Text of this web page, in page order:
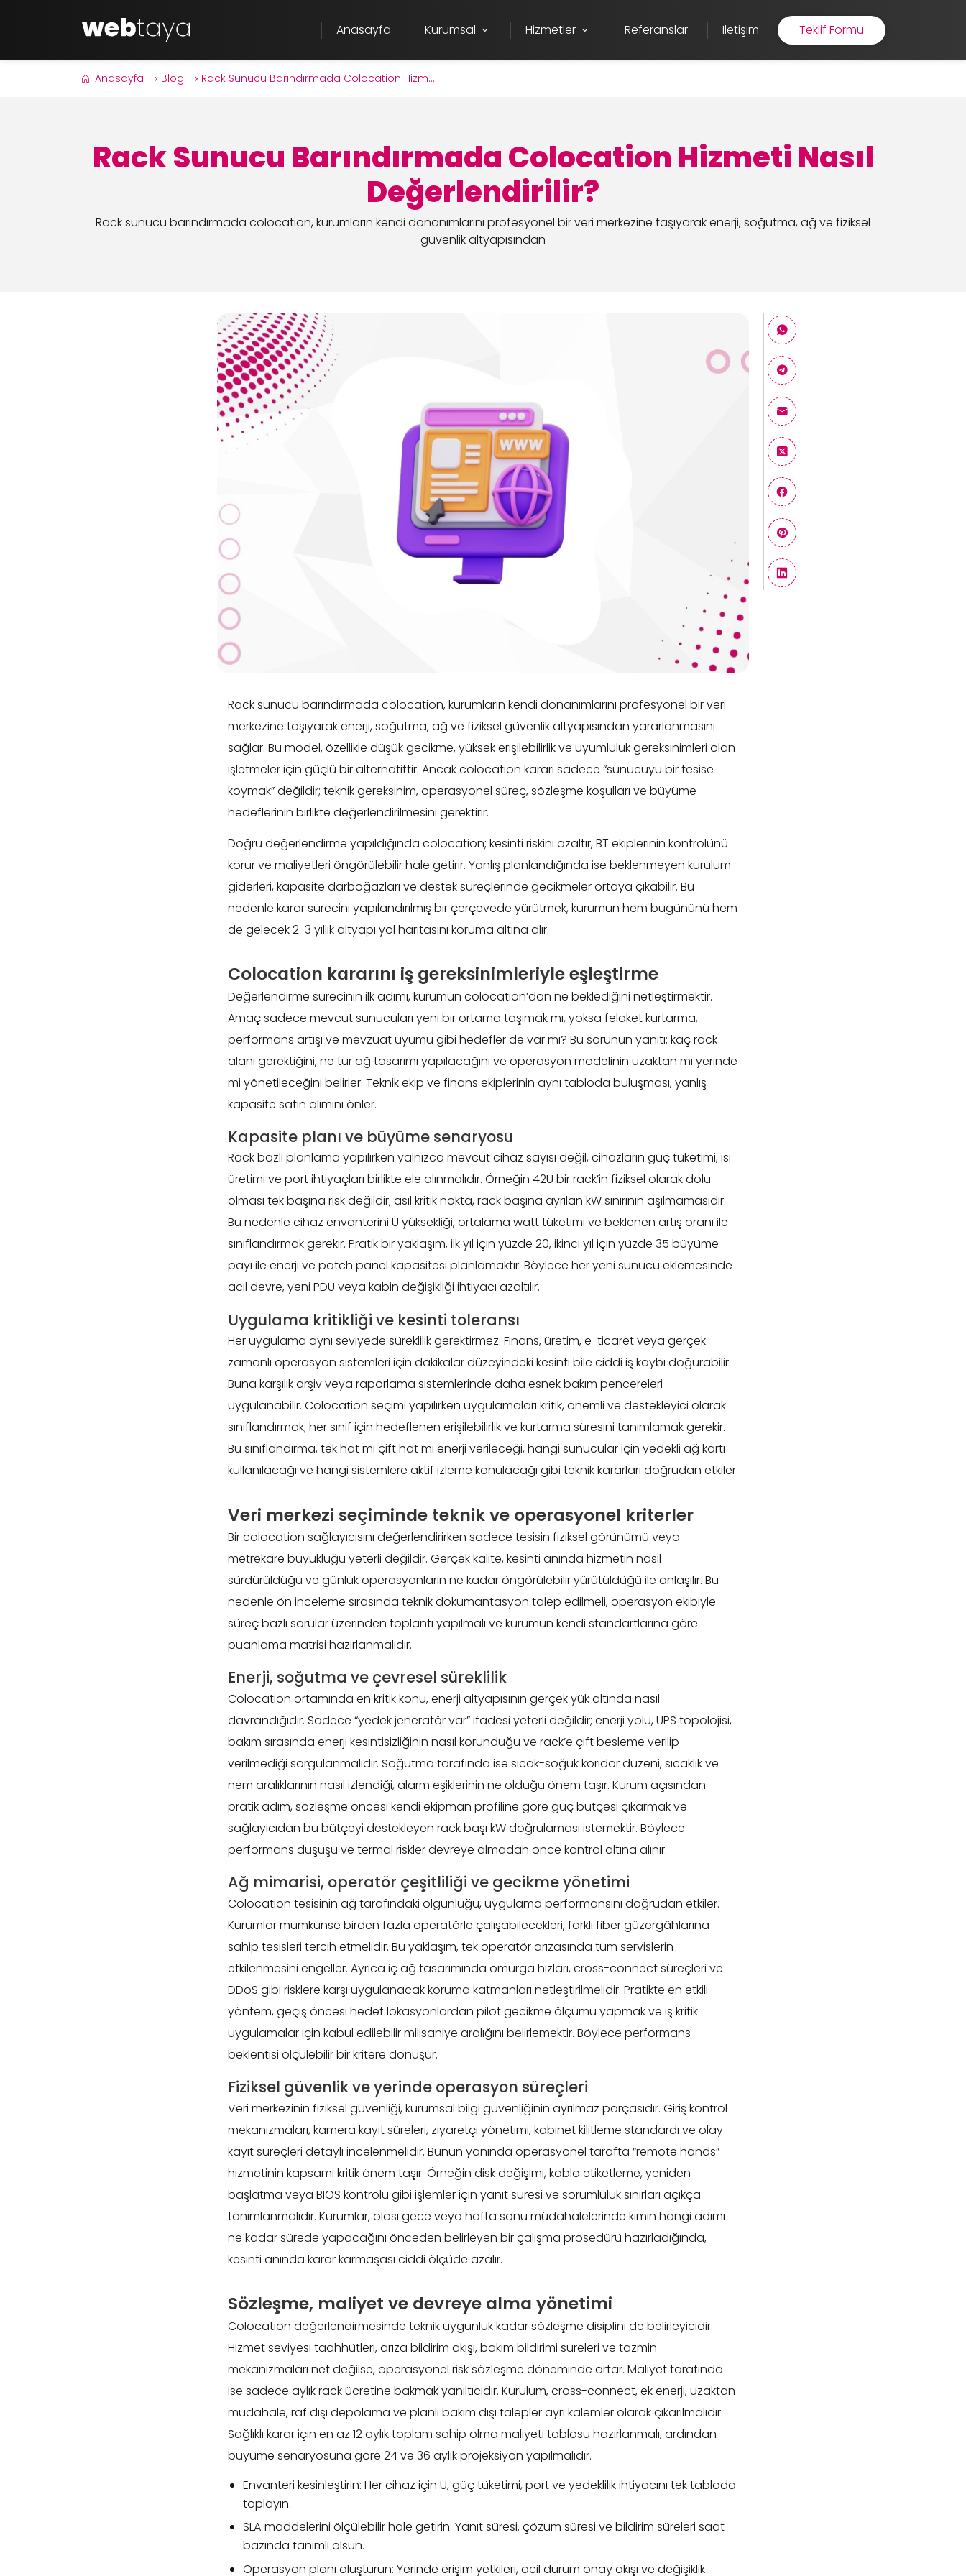
Anasayfa Kurumsal Hizmetler Referanslar İletişim Teklif Formu
Anasayfa Blog Rack Sunucu Barındırmada Colocation Hizm...
Rack Sunucu Barındırmada Colocation Hizmeti Nasıl
Değerlendirilir?
Rack sunucu barındırmada colocation, kurumların kendi donanımlarını profesyonel bir veri merkezine taşıyarak enerji, soğutma, ağ ve fiziksel
güvenlik altyapısından
Rack sunucu barındırmada colocation, kurumların kendi donanımlarını profesyonel bir veri
merkezine taşıyarak enerji, soğutma, ağ ve fiziksel güvenlik altyapısından yararlanmasını
sağlar. Bu model, özellikle düşük gecikme, yüksek erişilebilirlik ve uyumluluk gereksinimleri olan
işletmeler için güçlü bir alternatiftir. Ancak colocation kararı sadece “sunucuyu bir tesise
koymak” değildir; teknik gereksinim, operasyonel süreç, sözleşme koşulları ve büyüme
hedeflerinin birlikte değerlendirilmesini gerektirir.
Doğru değerlendirme yapıldığında colocation; kesinti riskini azaltır, BT ekiplerinin kontrolünü
korur ve maliyetleri öngörülebilir hale getirir. Yanlış planlandığında ise beklenmeyen kurulum
giderleri, kapasite darboğazları ve destek süreçlerinde gecikmeler ortaya çıkabilir. Bu
nedenle karar sürecini yapılandırılmış bir çerçevede yürütmek, kurumun hem bugününü hem
de gelecek 2-3 yıllık altyapı yol haritasını koruma altına alır.
Colocation kararını iş gereksinimleriyle eşleştirme
Değerlendirme sürecinin ilk adımı, kurumun colocation’dan ne beklediğini netleştirmektir.
Amaç sadece mevcut sunucuları yeni bir ortama taşımak mı, yoksa felaket kurtarma,
performans artışı ve mevzuat uyumu gibi hedefler de var mı? Bu sorunun yanıtı; kaç rack
alanı gerektiğini, ne tür ağ tasarımı yapılacağını ve operasyon modelinin uzaktan mı yerinde
mi yönetileceğini belirler. Teknik ekip ve finans ekiplerinin aynı tabloda buluşması, yanlış
kapasite satın alımını önler.
Kapasite planı ve büyüme senaryosu
Rack bazlı planlama yapılırken yalnızca mevcut cihaz sayısı değil, cihazların güç tüketimi, ısı
üretimi ve port ihtiyaçları birlikte ele alınmalıdır. Örneğin 42U bir rack’in fiziksel olarak dolu
olması tek başına risk değildir; asıl kritik nokta, rack başına ayrılan kW sınırının aşılmamasıdır.
Bu nedenle cihaz envanterini U yüksekliği, ortalama watt tüketimi ve beklenen artış oranı ile
sınıflandırmak gerekir. Pratik bir yaklaşım, ilk yıl için yüzde 20, ikinci yıl için yüzde 35 büyüme
payı ile enerji ve patch panel kapasitesi planlamaktır. Böylece her yeni sunucu eklemesinde
acil devre, yeni PDU veya kabin değişikliği ihtiyacı azaltılır.
Uygulama kritikliği ve kesinti toleransı
Her uygulama aynı seviyede süreklilik gerektirmez. Finans, üretim, e-ticaret veya gerçek
zamanlı operasyon sistemleri için dakikalar düzeyindeki kesinti bile ciddi iş kaybı doğurabilir.
Buna karşılık arşiv veya raporlama sistemlerinde daha esnek bakım pencereleri
uygulanabilir. Colocation seçimi yapılırken uygulamaları kritik, önemli ve destekleyici olarak
sınıflandırmak; her sınıf için hedeflenen erişilebilirlik ve kurtarma süresini tanımlamak gerekir.
Bu sınıflandırma, tek hat mı çift hat mı enerji verileceği, hangi sunucular için yedekli ağ kartı
kullanılacağı ve hangi sistemlere aktif izleme konulacağı gibi teknik kararları doğrudan etkiler.
Veri merkezi seçiminde teknik ve operasyonel kriterler
Bir colocation sağlayıcısını değerlendirirken sadece tesisin fiziksel görünümü veya
metrekare büyüklüğü yeterli değildir. Gerçek kalite, kesinti anında hizmetin nasıl
sürdürüldüğü ve günlük operasyonların ne kadar öngörülebilir yürütüldüğü ile anlaşılır. Bu
nedenle ön inceleme sırasında teknik dokümantasyon talep edilmeli, operasyon ekibiyle
süreç bazlı sorular üzerinden toplantı yapılmalı ve kurumun kendi standartlarına göre
puanlama matrisi hazırlanmalıdır.
Enerji, soğutma ve çevresel süreklilik
Colocation ortamında en kritik konu, enerji altyapısının gerçek yük altında nasıl
davrandığıdır. Sadece “yedek jeneratör var” ifadesi yeterli değildir; enerji yolu, UPS topolojisi,
bakım sırasında enerji kesintisizliğinin nasıl korunduğu ve rack’e çift besleme verilip
verilmediği sorgulanmalıdır. Soğutma tarafında ise sıcak-soğuk koridor düzeni, sıcaklık ve
nem aralıklarının nasıl izlendiği, alarm eşiklerinin ne olduğu önem taşır. Kurum açısından
pratik adım, sözleşme öncesi kendi ekipman profiline göre güç bütçesi çıkarmak ve
sağlayıcıdan bu bütçeyi destekleyen rack başı kW doğrulaması istemektir. Böylece
performans düşüşü ve termal riskler devreye almadan önce kontrol altına alınır.
Ağ mimarisi, operatör çeşitliliği ve gecikme yönetimi
Colocation tesisinin ağ tarafındaki olgunluğu, uygulama performansını doğrudan etkiler.
Kurumlar mümkünse birden fazla operatörle çalışabilecekleri, farklı fiber güzergâhlarına
sahip tesisleri tercih etmelidir. Bu yaklaşım, tek operatör arızasında tüm servislerin
etkilenmesini engeller. Ayrıca iç ağ tasarımında omurga hızları, cross-connect süreçleri ve
DDoS gibi risklere karşı uygulanacak koruma katmanları netleştirilmelidir. Pratikte en etkili
yöntem, geçiş öncesi hedef lokasyonlardan pilot gecikme ölçümü yapmak ve iş kritik
uygulamalar için kabul edilebilir milisaniye aralığını belirlemektir. Böylece performans
beklentisi ölçülebilir bir kritere dönüşür.
Fiziksel güvenlik ve yerinde operasyon süreçleri
Veri merkezinin fiziksel güvenliği, kurumsal bilgi güvenliğinin ayrılmaz parçasıdır. Giriş kontrol
mekanizmaları, kamera kayıt süreleri, ziyaretçi yönetimi, kabinet kilitleme standardı ve olay
kayıt süreçleri detaylı incelenmelidir. Bunun yanında operasyonel tarafta “remote hands”
hizmetinin kapsamı kritik önem taşır. Örneğin disk değişimi, kablo etiketleme, yeniden
başlatma veya BIOS kontrolü gibi işlemler için yanıt süresi ve sorumluluk sınırları açıkça
tanımlanmalıdır. Kurumlar, olası gece veya hafta sonu müdahalelerinde kimin hangi adımı
ne kadar sürede yapacağını önceden belirleyen bir çalışma prosedürü hazırladığında,
kesinti anında karar karmaşası ciddi ölçüde azalır.
Sözleşme, maliyet ve devreye alma yönetimi
Colocation değerlendirmesinde teknik uygunluk kadar sözleşme disiplini de belirleyicidir.
Hizmet seviyesi taahhütleri, arıza bildirim akışı, bakım bildirimi süreleri ve tazmin
mekanizmaları net değilse, operasyonel risk sözleşme döneminde artar. Maliyet tarafında
ise sadece aylık rack ücretine bakmak yanıltıcıdır. Kurulum, cross-connect, ek enerji, uzaktan
müdahale, raf dışı depolama ve planlı bakım dışı talepler ayrı kalemler olarak çıkarılmalıdır.
Sağlıklı karar için en az 12 aylık toplam sahip olma maliyeti tablosu hazırlanmalı, ardından
büyüme senaryosuna göre 24 ve 36 aylık projeksiyon yapılmalıdır.
Envanteri kesinleştirin: Her cihaz için U, güç tüketimi, port ve yedeklilik ihtiyacını tek tabloda
toplayın.
SLA maddelerini ölçülebilir hale getirin: Yanıt süresi, çözüm süresi ve bildirim süreleri saat
bazında tanımlı olsun.
Operasyon planı oluşturun: Yerinde erişim yetkileri, acil durum onay akışı ve değişiklik